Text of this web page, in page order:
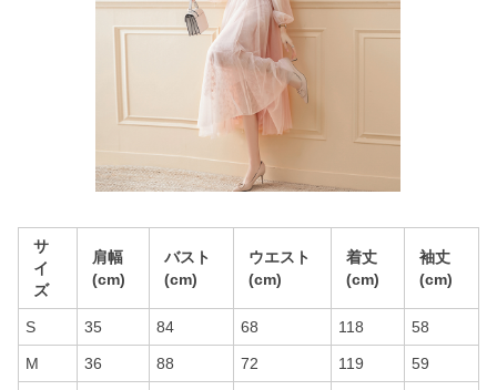
サ
イ
ズ
肩幅
(cm)
バスト
(cm)
ウエスト
(cm)
着丈
(cm)
袖丈
(cm)
S 35 84 68 118 58
M 36 88 72 119 59